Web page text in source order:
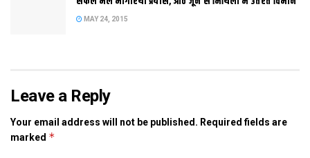
MAY 24, 2015
Leave a Reply
Your email address will not be published. Required fields are
marked *